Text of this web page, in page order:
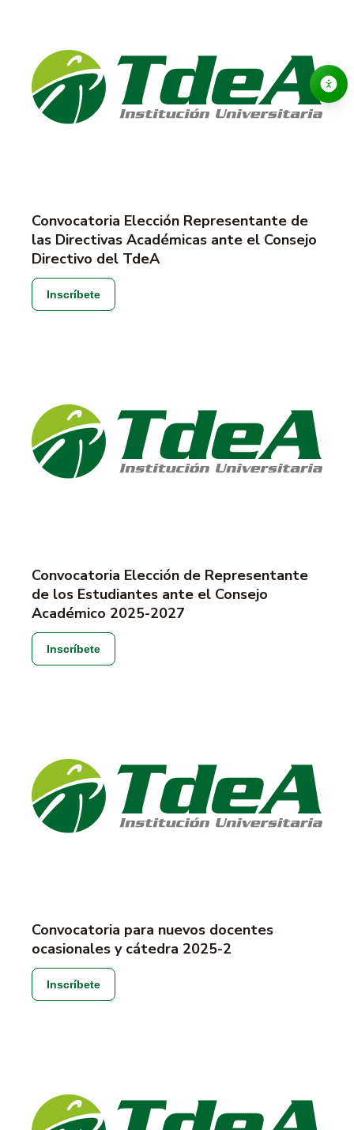
Convocatoria Elección Representante de
las Directivas Académicas ante el Consejo
Directivo del TdeA
Inscríbete
Convocatoria Elección de Representante
de los Estudiantes ante el Consejo
Académico 2025-2027
Inscríbete
Convocatoria para nuevos docentes
ocasionales y cátedra 2025-2
Inscríbete